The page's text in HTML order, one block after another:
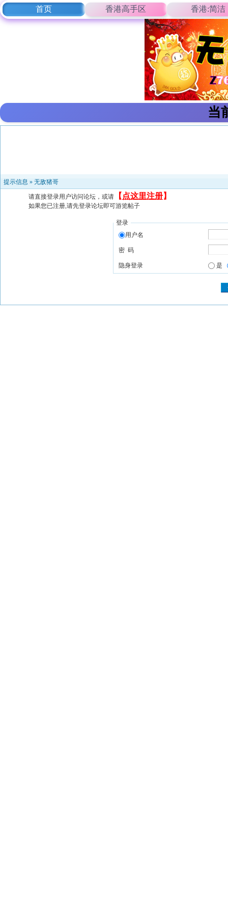
首页 香港高手区 香港:简洁
当
提示信息 » 无敌猪哥
请直接登录用户访问论坛，或请 【 点这里注册】
如果您已注册,请先登录论坛即可游览帖子
登录
用户名
密 码
隐身登录 是